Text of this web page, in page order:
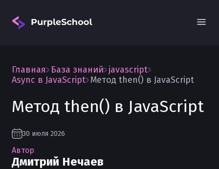
Главная База знаний javascript
Async в JavaScript Метод then() в JavaScript
Метод then() в JavaScript
30 июля 2026
Автор
Дмитрий Нечаев